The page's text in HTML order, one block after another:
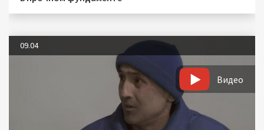
09.04
Видео